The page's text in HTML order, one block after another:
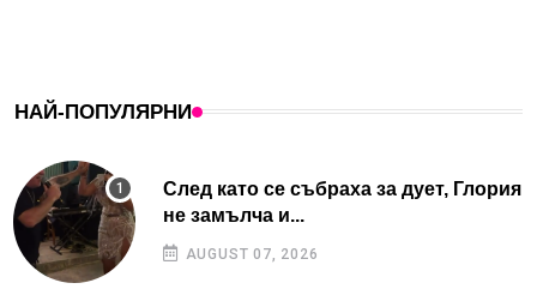
НАЙ-ПОПУЛЯРНИ
След като се събраха за дует, Глория
не замълча и...
AUGUST 07, 2026